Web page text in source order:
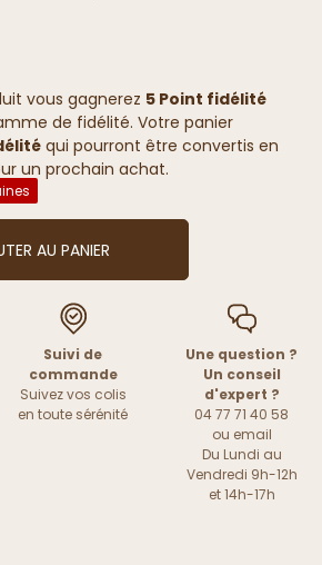
vous gagnerez 5 Point fidélité
de fidélité. Votre panier
qui pourront être convertis en
un prochain achat.
AU PANIER
Suivi de
commande
Suivez vos colis
en toute sérénité
Une question ?
Un conseil
d'expert ?
04 77 71 40 58
ou email
Du Lundi au
Vendredi 9h-12h
et 14h-17h